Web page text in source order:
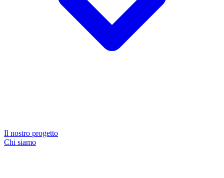
Il nostro progetto
Chi siamo